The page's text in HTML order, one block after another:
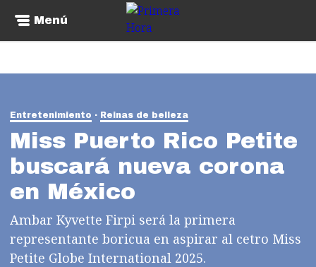
Menú
Entretenimiento Reinas de belleza
Miss Puerto Rico Petite
buscará nueva corona
en México
Ambar Kyvette Firpi será la primera
representante boricua en aspirar al cetro Miss
Petite Globe International 2025.